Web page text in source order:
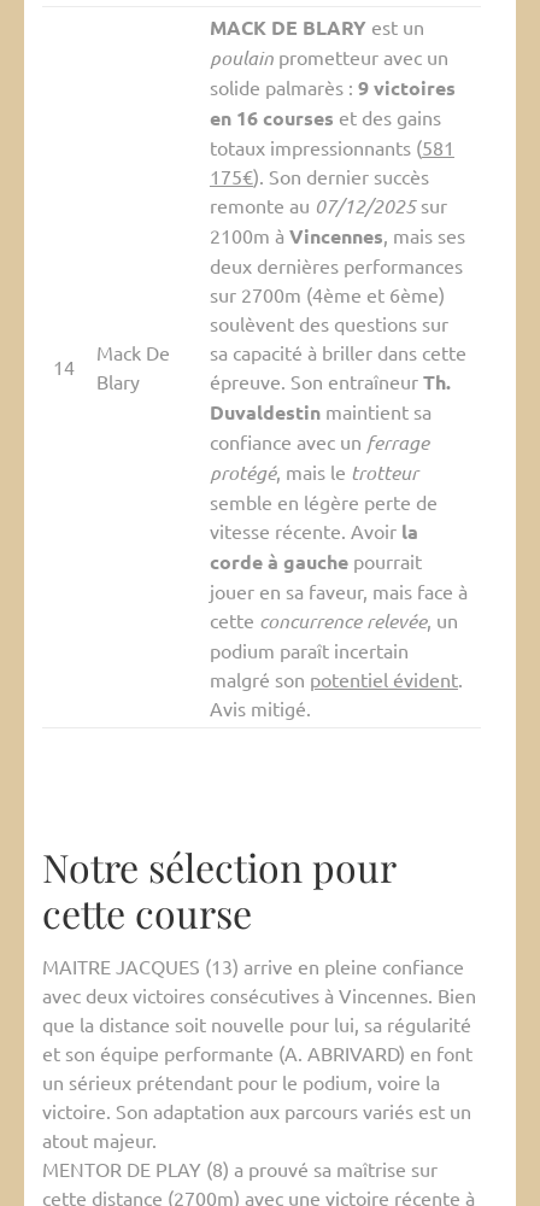
14
Mack De
Blary
MACK DE BLARYest un
poulainprometteur avec un
solide palmarès : 9 victoires
en 16 courses et des gains
totaux impressionnants (581
175€). Son dernier succès
remonte au 07/12/2025sur
2100m à Vincennes, mais ses
deux dernières performances
sur 2700m (4ème et 6ème)
soulèvent des questions sur
sa capacité à briller dans cette
épreuve. Son entraîneur Th.
Duvaldestinmaintient sa
confiance avec un ferrage
protégé, mais le trotteur
semble en légère perte de
vitesse récente. Avoir la
corde à gauchepourrait
jouer en sa faveur, mais face à
cette concurrence relevée, un
podium paraît incertain
malgré son potentiel évident.
Avis mitigé.
Notre sélection pour
cette course
MAITRE JACQUES (13) arrive en pleine confiance
avec deux victoires consécutives à Vincennes. Bien
que la distance soit nouvelle pour lui, sa régularité
et son équipe performante (A. ABRIVARD) en font
un sérieux prétendant pour le podium, voire la
victoire. Son adaptation aux parcours variés est un
atout majeur.
MENTOR DE PLAY (8) a prouvé sa maîtrise sur
cette distance (2700m) avec une victoire récente à